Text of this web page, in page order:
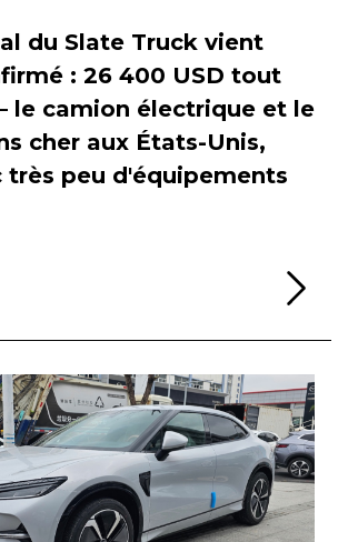
du Slate Truck vient
: 26 400 USD tout
le camion électrique et le
cher aux États-Unis,
très peu d'équipements